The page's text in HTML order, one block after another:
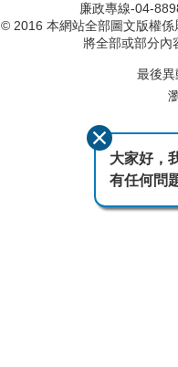
廉政專線-04-
© 2016 本網站全部圖文版權
將全部或部分內
最後異
大家好，
有任何問